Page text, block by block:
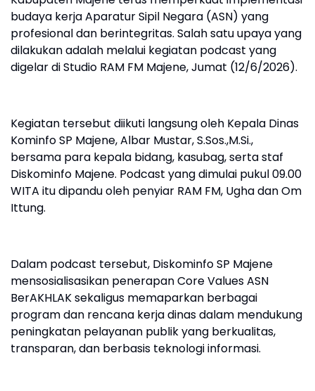
budaya kerja Aparatur Sipil Negara (ASN) yang
profesional dan berintegritas. Salah satu upaya yang
dilakukan adalah melalui kegiatan podcast yang
digelar di Studio RAM FM Majene, Jumat (12/6/2026).
Kegiatan tersebut diikuti langsung oleh Kepala Dinas
Kominfo SP Majene, Albar Mustar, S.Sos.,M.Si.,
bersama para kepala bidang, kasubag, serta staf
Diskominfo Majene. Podcast yang dimulai pukul 09.00
WITA itu dipandu oleh penyiar RAM FM, Ugha dan Om
Ittung.
Dalam podcast tersebut, Diskominfo SP Majene
mensosialisasikan penerapan Core Values ASN
BerAKHLAK sekaligus memaparkan berbagai
program dan rencana kerja dinas dalam mendukung
peningkatan pelayanan publik yang berkualitas,
transparan, dan berbasis teknologi informasi.